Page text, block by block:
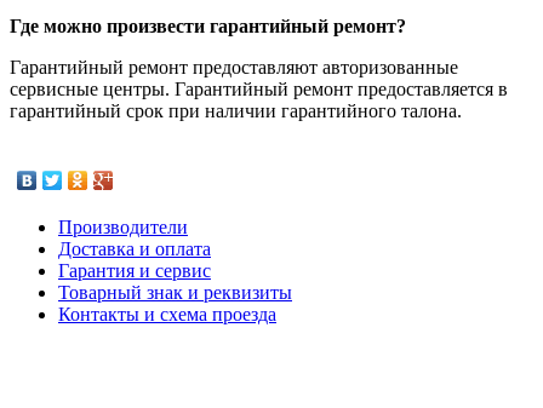
Где можно произвести гарантийный ремонт?
Гарантийный ремонт предоставляют авторизованные
сервисные центры. Гарантийный ремонт предоставляется в
гарантийный срок при наличии гарантийного талона.
Производители
Доставка и оплата
Гарантия и сервис
Товарный знак и реквизиты
Контакты и схема проезда